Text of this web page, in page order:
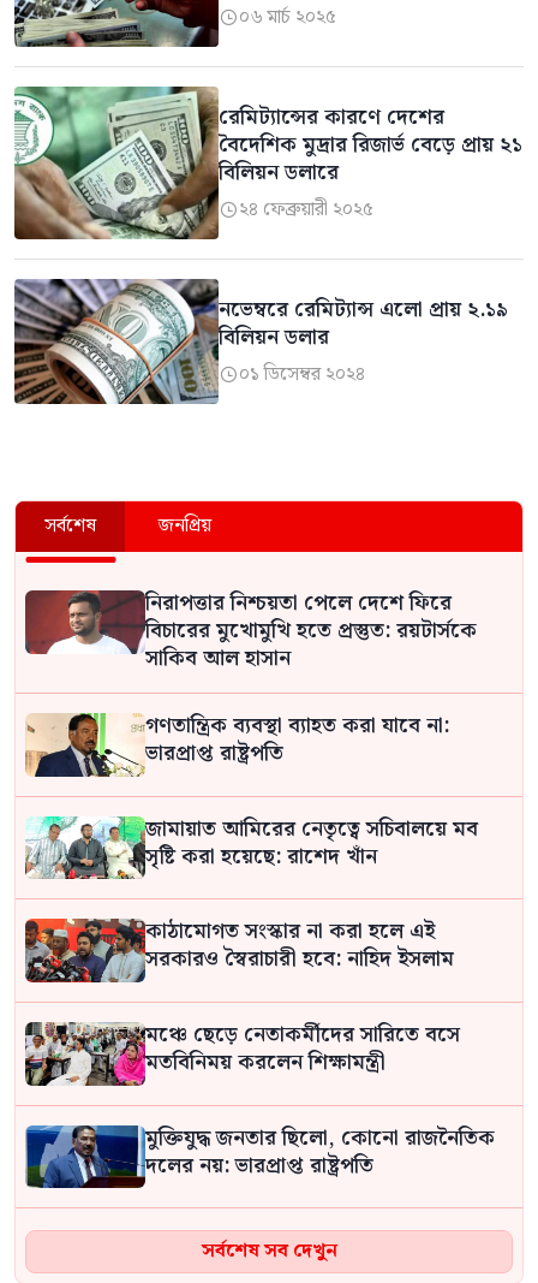
০৬ মার্চ ২০২৫
রেমিট্যান্সের কারণে দেশের
বৈদেশিক মুদ্রার রিজার্ভ বেড়ে প্রায় ২১
বিলিয়ন ডলারে
২৪ ফেব্রুয়ারী ২০২৫
নভেম্বরে রেমিট্যান্স এলো প্রায় ২.১৯
বিলিয়ন ডলার
০১ ডিসেম্বর ২০২৪
সর্বশেষ জনপ্রিয়
নিরাপত্তার নিশ্চয়তা পেলে দেশে ফিরে
বিচারের মুখোমুখি হতে প্রস্তুত: রয়টার্সকে
সাকিব আল হাসান
গণতান্ত্রিক ব্যবস্থা ব্যাহত করা যাবে না:
ভারপ্রাপ্ত রাষ্ট্রপতি
জামায়াত আমিরের নেতৃত্বে সচিবালয়ে মব
সৃষ্টি করা হয়েছে: রাশেদ খাঁন
কাঠামোগত সংস্কার না করা হলে এই
সরকারও স্বৈরাচারী হবে: নাহিদ ইসলাম
মঞ্চে ছেড়ে নেতাকর্মীদের সারিতে বসে
মতবিনিময় করলেন শিক্ষামন্ত্রী
মুক্তিযুদ্ধ জনতার ছিলো, কোনো রাজনৈতিক
দলের নয়: ভারপ্রাপ্ত রাষ্ট্রপতি
ফাঁসির দণ্ডপ্রাপ্ত শেখ হাসিনাকে ইন্টারপোলের
মাধ্যমে রেড নোটিশ জারি করে ফিরিয়ে
সর্বশেষ সব দেখুন